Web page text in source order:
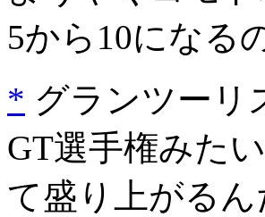
5から10になる
* グランツーリ
GT選手権みた
て盛り上がる